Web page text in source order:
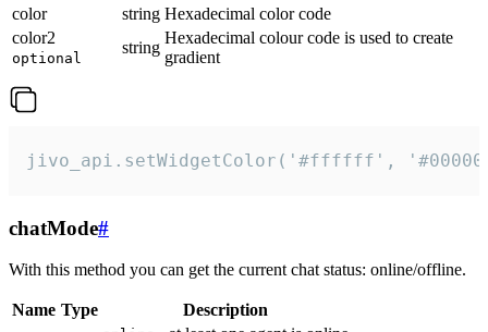
color
string Hexadecimal color code
color2
optional
string
Hexadecimal colour code is used to create
gradient
jivo_api.setWidgetColor('#ffffff',
chatMode#
With this method you can get the current chat status: online/offline.
Name Type
Description